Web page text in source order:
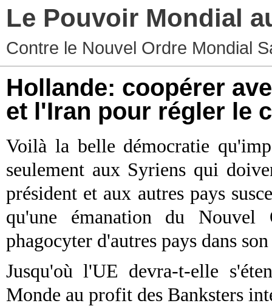
Le Pouvoir Mondial
Contre le Nouvel Ordre Mondial
Hollande: coopérer
et l'Iran pour régler le
Voilà la belle démocratie
seulement aux Syriens qui
président et aux autres pays
qu'une émanation du
phagocyter d'autres pays dans
Jusqu'où l'UE devra-t-elle
Monde au profit des Banksters